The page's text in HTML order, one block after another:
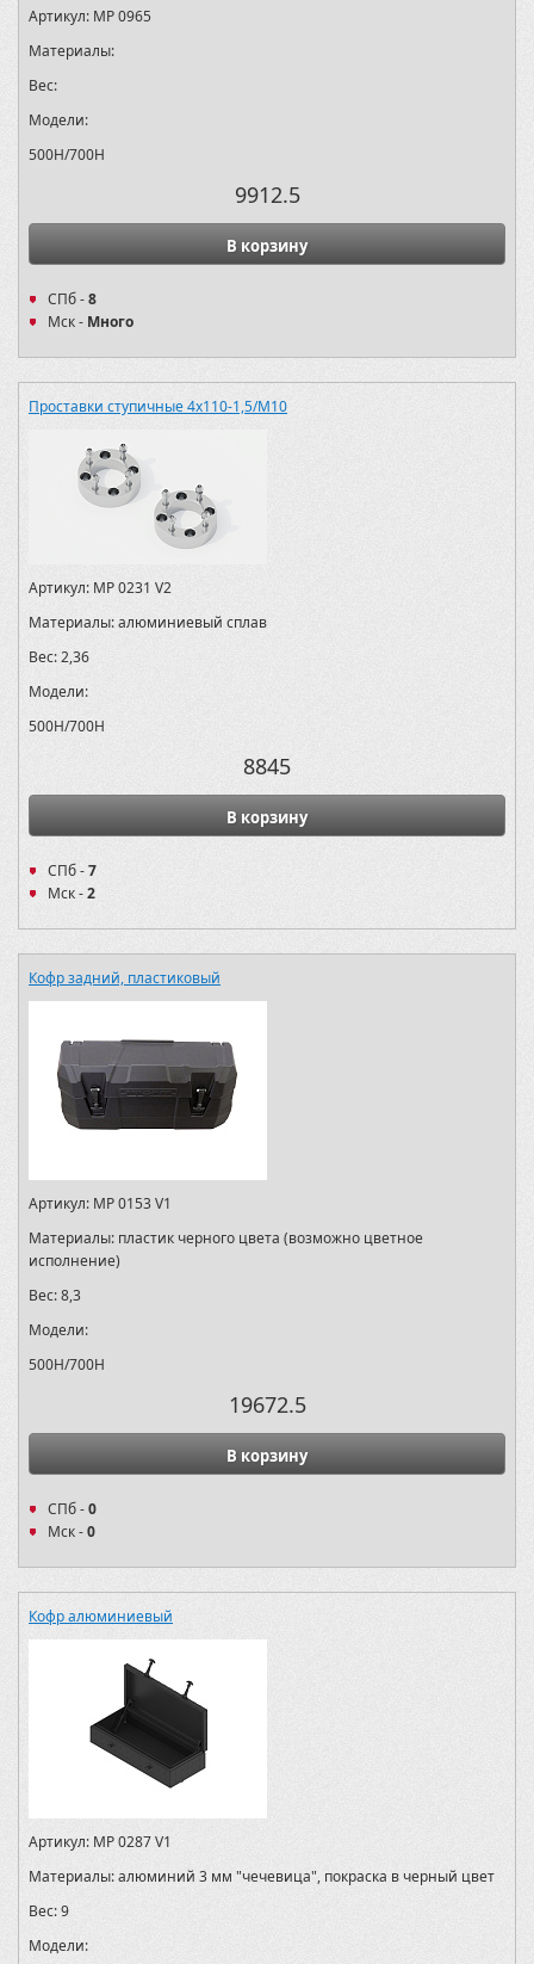
Артикул: MP 0965
Материалы:
Вес:
Модели:
500H/700H
9912.5
В корзину
СПб -8
Мск - Много
Проставки ступичные 4х110-1,5/M10
Артикул: MP 0231 V2
Материалы:алюминиевый сплав
Вес:2,36
Модели:
500H/700H
8845
В корзину
СПб -7
Мск -2
Кофр задний, пластиковый
Артикул: MP 0153 V1
Материалы: пластик черного цвета (возможно цветное
исполнение)
Вес:8,3
Модели:
500H/700H
19672.5
В корзину
СПб -0
Мск -0
Кофр алюминиевый
Артикул: MP 0287 V1
Материалы:алюминий 3 мм "чечевица", покраска в черный цвет
Вес:9
Модели: